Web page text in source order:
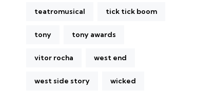
teatromusical tick tick boom
tony tony awards
vitor rocha west end
west side story wicked